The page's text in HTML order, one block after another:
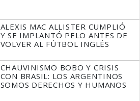
ALEXIS MAC ALLISTER CUMPLIÓ
Y SE IMPLANTÓ PELO ANTES DE
VOLVER AL FÚTBOL INGLÉS
CHAUVINISMO BOBO Y CRISIS
CON BRASIL: LOS ARGENTINOS
SOMOS DERECHOS Y HUMANOS